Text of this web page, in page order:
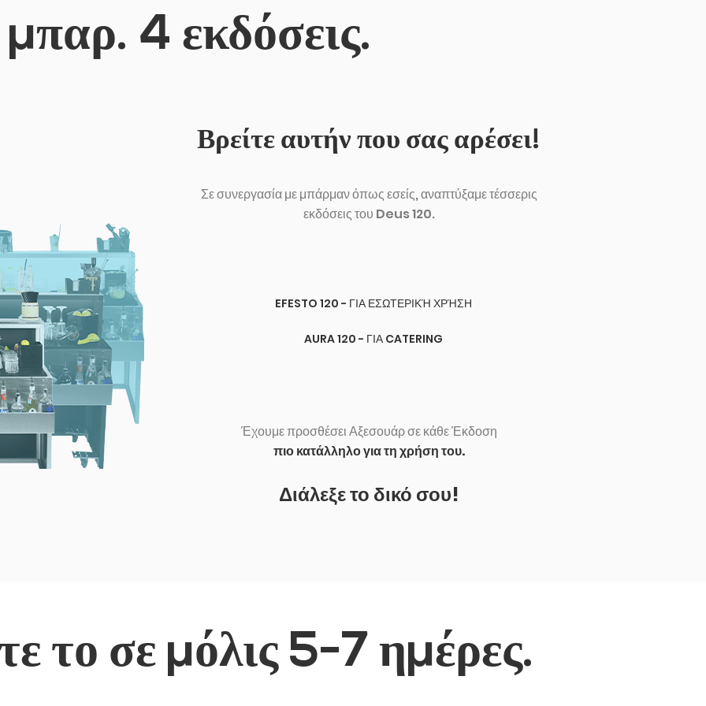
μπαρ. 4 εκδόσεις.
Βρείτε αυτήν που σας αρέσει!
Σε συνεργασία με μπάρμαν όπως εσείς, αναπτύξαμε τέσσερις
εκδόσεις του Deus 120.
EFESTO 120 - ΓΙΑ ΕΣΩΤΕΡΙΚΉ ΧΡΉΣΗ
AURA 120 - ΓΙΑ CATERING
Έχουμε προσθέσει Αξεσουάρ σε κάθε Έκδοση
πιο κατάλληλο για τη χρήση του.
Διάλεξε το δικό σου!
το σε μόλις 5-7 ημέρες.